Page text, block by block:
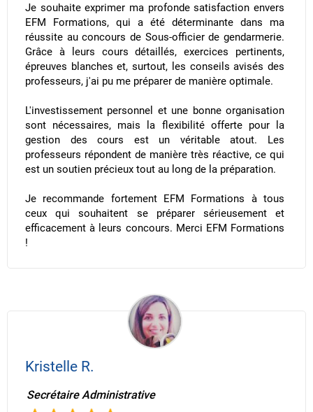
Je souhaite exprimer ma profonde satisfaction envers
EFM Formations, qui a été déterminante dans ma
réussite au concours de Sous-officier de gendarmerie.
Grâce à leurs cours détaillés, exercices pertinents,
épreuves blanches et, surtout, les conseils avisés des
professeurs, j'ai pu me préparer de manière optimale.
L'investissement personnel et une bonne organisation
sont nécessaires, mais la flexibilité offerte pour la
gestion des cours est un véritable atout. Les
professeurs répondent de manière très réactive, ce qui
est un soutien précieux tout au long de la préparation.
Je recommande fortement EFM Formations à tous
ceux qui souhaitent se préparer sérieusement et
efficacement à leurs concours. Merci EFM Formations
!
Kristelle R.
Secrétaire Administrative